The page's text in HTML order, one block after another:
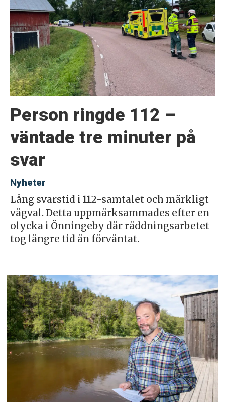
Person ringde 112 –
väntade tre minuter på
svar
Nyheter
Lång svarstid i 112-samtalet och märkligt
vägval. Detta uppmärksammades efter en
olycka i Önningeby där räddningsarbetet
tog längre tid än förväntat.